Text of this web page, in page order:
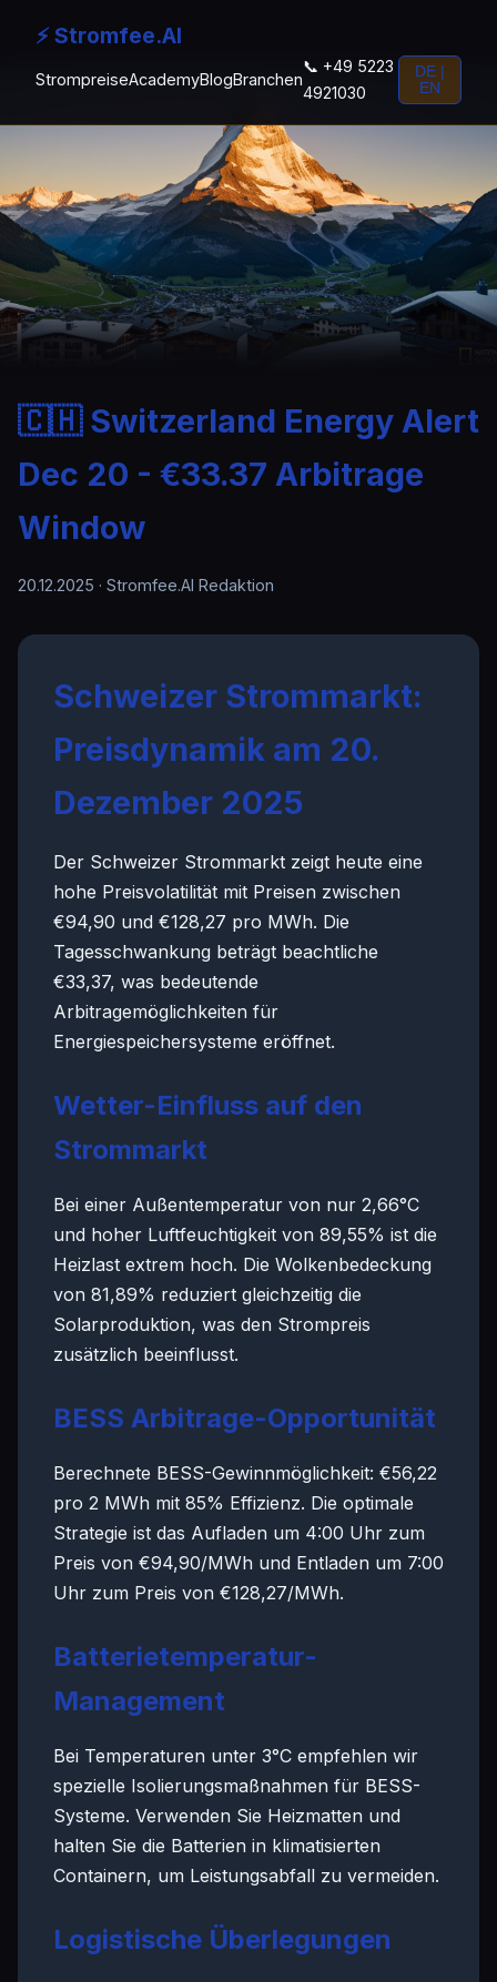
⚡ Stromfee.AI
StrompreiseAcademyBlogBranchen
📞 +49 5223
4921030
DE |
EN
🇨🇭 Switzerland Energy Alert
Dec 20 - €33.37 Arbitrage
Window
20.12.2025 · Stromfee.AI Redaktion
Schweizer Strommarkt:
Preisdynamik am 20.
Dezember 2025
Der Schweizer Strommarkt zeigt heute eine
hohe Preisvolatilität mit Preisen zwischen
€94,90 und €128,27 pro MWh. Die
Tagesschwankung beträgt beachtliche
€33,37, was bedeutende
Arbitragemöglichkeiten für
Energiespeichersysteme eröffnet.
Wetter-Einfluss auf den
Strommarkt
Bei einer Außentemperatur von nur 2,66°C
und hoher Luftfeuchtigkeit von 89,55% ist die
Heizlast extrem hoch. Die Wolkenbedeckung
von 81,89% reduziert gleichzeitig die
Solarproduktion, was den Strompreis
zusätzlich beeinflusst.
BESS Arbitrage-Opportunität
Berechnete BESS-Gewinnmöglichkeit: €56,22
pro 2 MWh mit 85% Effizienz. Die optimale
Strategie ist das Aufladen um 4:00 Uhr zum
Preis von €94,90/MWh und Entladen um 7:00
Uhr zum Preis von €128,27/MWh.
Batterietemperatur-
Management
Bei Temperaturen unter 3°C empfehlen wir
spezielle Isolierungsmaßnahmen für BESS-
Systeme. Verwenden Sie Heizmatten und
halten Sie die Batterien in klimatisierten
Containern, um Leistungsabfall zu vermeiden.
Logistische Überlegungen